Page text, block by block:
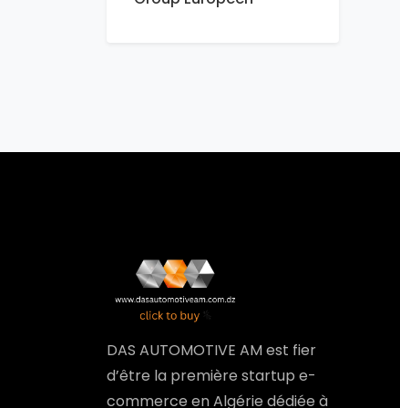
DAS AUTOMOTIVE AM est fier
d’être la première startup e-
commerce en Algérie dédiée à